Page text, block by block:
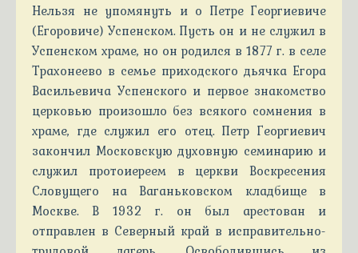
Нельзя не упомянуть и о Петре Георгиевиче
(Егоровиче) Успенском. Пусть он и не служил в
Успенском храме, но он родился в 1877 г. в селе
Трахонеево в семье приходского дьячка Егора
Васильевича Успенского и первое знакомство
церковью произошло без всякого сомнения в
храме, где служил его отец. Петр Георгиевич
закончил Московскую духовную семинарию и
служил протоиереем в церкви Воскресения
Словущего на Ваганьковском кладбище в
Москве. В 1932 г. он был арестован и
отправлен в Северный край в исправительно-